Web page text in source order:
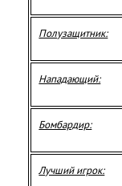
Полузащитник:
Нападающий:
Бомбардир:
Лучший игрок: